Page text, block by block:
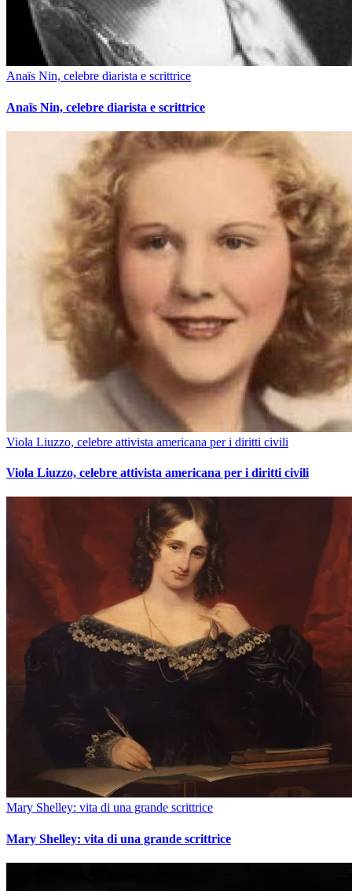
Anaïs Nin, celebre diarista e scrittrice
Anaïs Nin, celebre diarista e scrittrice
Viola Liuzzo, celebre attivista americana per i diritti civili
Viola Liuzzo, celebre attivista americana per i diritti civili
Mary Shelley: vita di una grande scrittrice
Mary Shelley: vita di una grande scrittrice